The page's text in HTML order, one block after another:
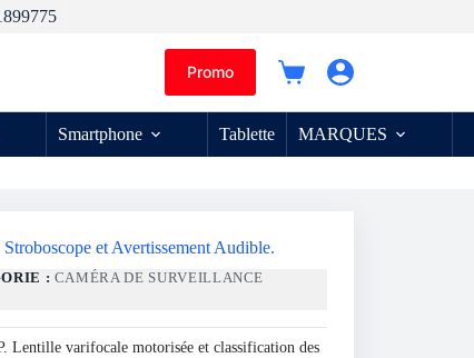
Promo
Panier
Smartphone Tablette MARQUES
et Avertissement Audible.
: CAMÉRA DE SURVEILLANCE
Lentille varifocale motorisée et classification des